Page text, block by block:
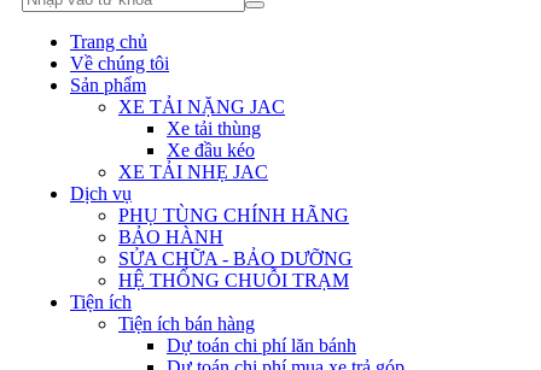
Trang chủ
Về chúng tôi
Sản phẩm
XE TẢI NẶNG JAC
Xe tải thùng
Xe đầu kéo
XE TẢI NHẸ JAC
Dịch vụ
PHỤ TÙNG CHÍNH HÃNG
BẢO HÀNH
SỬA CHỮA - BẢO DƯỠNG
HỆ THỐNG CHUỖI TRẠM
Tiện ích
Tiện ích bán hàng
Dự toán chi phí lăn bánh